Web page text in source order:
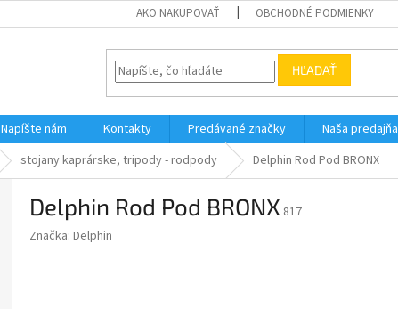
AKO NAKUPOVAŤ OBCHODNÉ PODMIENKY
HĽADAŤ
Napíšte nám Kontakty Predávané značky Naša predajňa
stojany kaprárske, tripody - rodpody Delphin Rod Pod BRONX
Delphin Rod Pod BRONX 817
Značka: Delphin